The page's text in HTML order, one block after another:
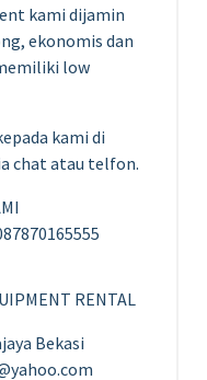
kami dijamin
ekonomis dan
low
kami di
chat atau telfon.
RENTAL
Bekasi